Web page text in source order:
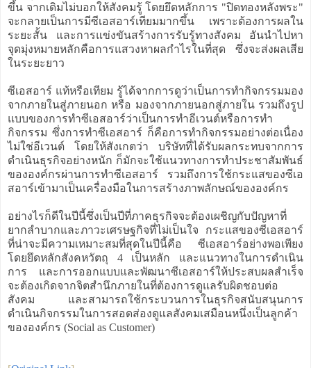
ขึ้น จากเดิมไม่บอกให้สังคมรู้ โดยยึดหลักการ "ปิดทองหลังพระ"
จะกลายเป็นการมีซีเอสอาร์เทียมมากขึ้น เพราะต้องการผลใน
ระยะสั้น และการแข่งขันสร้างการรับรู้ทางสังคม อันนำไปหา
จุดมุ่งหมายหลักคือการแสวงหาผลกำไรในที่สุด ซึ่งจะส่งผลเสีย
ในระยะยาว
ซีเอสอาร์ แท้หรือเทียม รู้ได้จากการดูว่าเป็นการทำกิจกรรมมอง
จากภายในสู่ภายนอก หรือ มองจากภายนอกสู่ภายใน รวมถึงรูป
แบบของการทำซีเอสอาร์ว่าเป็นการทำอีเวนต์หรือการทำ
กิจกรรม ซึ่งการทำซีเอสอาร์ ก็คือการทำกิจกรรมอย่างต่อเนื่อง
ไม่ใช่อีเวนต์ โดยให้สังเกตว่า บริษัทที่ได้รับผลกระทบจากการ
ดำเนินธุรกิจอย่างหนัก ก็มักจะใช้แนวทางการทำประชาสัมพันธ์
ขององค์กรผ่านการทำซีเอสอาร์ รวมถึงการใช้กระแสของซีเอ
สอาร์เข้ามาเป็นเครื่องมือในการสร้างภาพลักษณ์ขององค์กร
อย่างไรก็ดีในปีนี้ซึ่งเป็นปีที่ภาคธุรกิจจะต้องเผชิญกับปัญหาที่
ยากลำบากและภาวะเศรษฐกิจที่ไม่เป็นใจ กระแสของซีเอสอาร์
ที่น่าจะมีความเหมาะสมที่สุดในปีนี้คือ ซีเอสอาร์อย่างพอเพียง
โดยยึดหลักสังคหวัตถุ 4 เป็นหลัก และแนวทางในการดำเนิน
การ และการออกแบบและพัฒนาซีเอสอาร์ให้ประสบผลสำเร็จ
จะต้องเกิดจากจิตสำนึกภายในที่ต้องการดูแลรับผิดชอบต่อ
สังคม และสามารถใช้กระบวนการในธุรกิจสนับสนุนการ
ดำเนินกิจกรรมในการสอดส่องดูแลสังคมเสมือนหนึ่งเป็นลูกค้า
ขององค์กร (Social as Customer)